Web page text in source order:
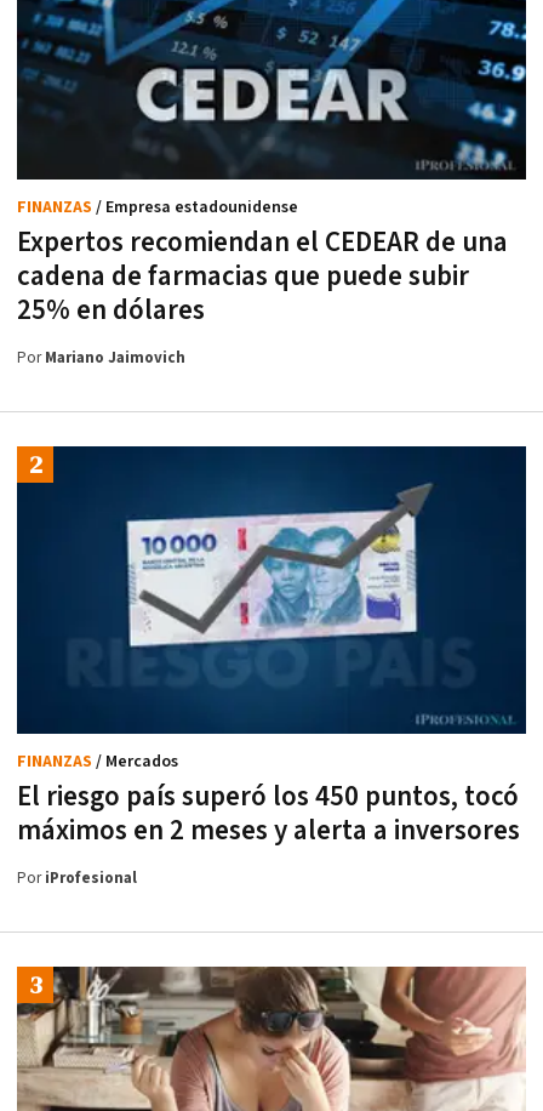
Expertos recomiendan el CEDEAR de una
cadena de farmacias que puede subir
25% en dólares
FINANZAS / Empresa estadounidense
PorMariano Jaimovich
El riesgo país superó los 450 puntos, tocó
máximos en 2 meses y alerta a inversores
FINANZAS / Mercados
PoriProfesional